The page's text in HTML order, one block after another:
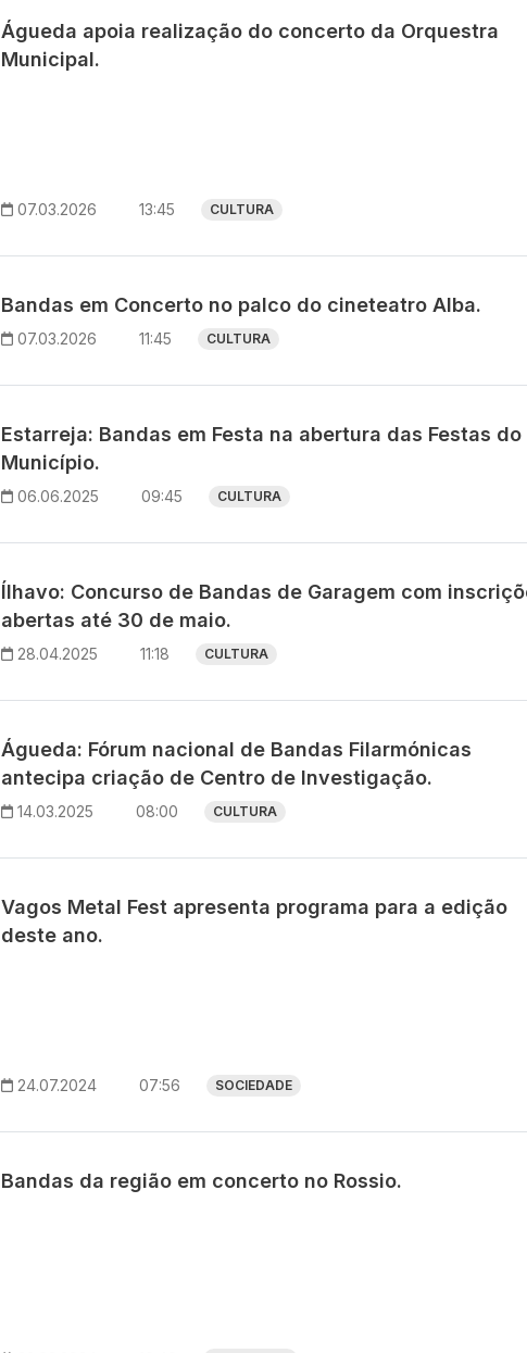
Águeda apoia realização do concerto da Orquestra
Municipal.
07.03.2026 13:45 CULTURA
Bandas em Concerto no palco do cineteatro Alba.
07.03.2026 11:45 CULTURA
Estarreja: Bandas em Festa na abertura das Festas do
Município.
06.06.2025 09:45 CULTURA
Ílhavo: Concurso de Bandas de Garagem com
abertas até 30 de maio.
28.04.2025 11:18 CULTURA
Águeda: Fórum nacional de Bandas Filarmónicas
antecipa criação de Centro de Investigação.
14.03.2025 08:00 CULTURA
Vagos Metal Fest apresenta programa para a edição
deste ano.
24.07.2024 07:56 SOCIEDADE
Bandas da região em concerto no Rossio.